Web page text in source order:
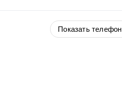
Показать телефон